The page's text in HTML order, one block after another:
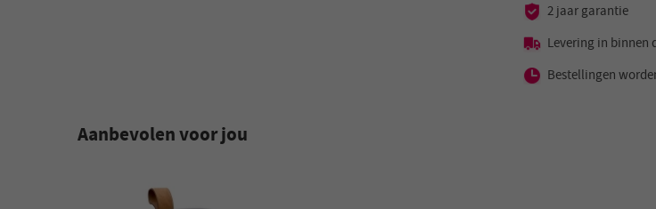
2 jaar garantie
Levering in binnen
Bestellingen
Aanbevolen voor jou